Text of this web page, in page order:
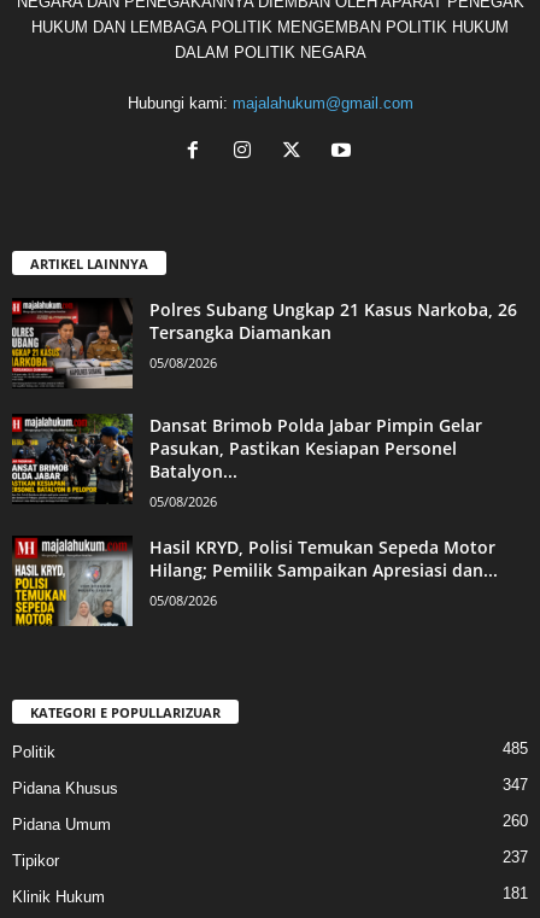
HUKUM DAN LEMBAGA POLITIK MENGEMBAN POLITIK HUKUM
DALAM POLITIK NEGARA
Hubungi kami: majalahukum@gmail.com
ARTIKEL LAINNYA
Polres Subang Ungkap 21 Kasus Narkoba, 26
Tersangka Diamankan
05/08/2026
Dansat Brimob Polda Jabar Pimpin Gelar
Pasukan, Pastikan Kesiapan Personel
Batalyon...
05/08/2026
Hasil KRYD, Polisi Temukan Sepeda Motor
Hilang; Pemilik Sampaikan Apresiasi dan...
05/08/2026
KATEGORI E POPULLARIZUAR
Politik 485
Pidana Khusus 347
Pidana Umum 260
Tipikor 237
Klinik Hukum 181